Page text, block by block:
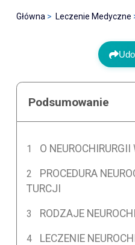
Główna Leczenie Medyczne
Podsumowanie
O
PROCEDURA
TURCJI
RODZAJE
LECZENIE